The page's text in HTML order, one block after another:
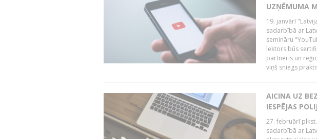
UZŅĒMUMA
19. janvārī
sadarbībā ar
semināru
lektors būs
partneris un
viņš sniegs
AICINA UZ
IESPĒJAS
27. februārī
sadarbībā ar